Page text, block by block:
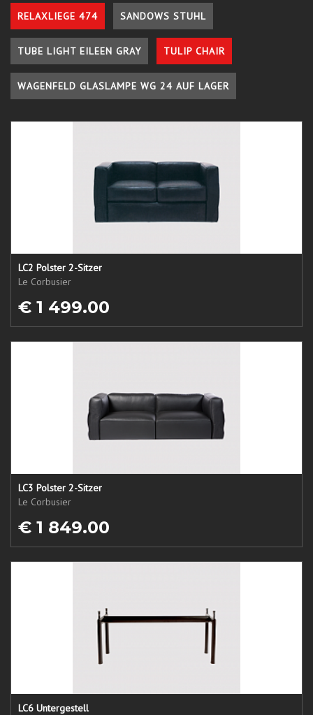
RELAXLIEGE 474 SANDOWS STUHL
TUBE LIGHT EILEEN GRAY TULIP CHAIR
WAGENFELD GLASLAMPE WG 24 AUF LAGER
LC2 Polster 2-Sitzer
Le Corbusier
€ 1 499.00
LC3 Polster 2-Sitzer
Le Corbusier
€ 1 849.00
LC6 Untergestell